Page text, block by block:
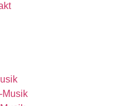
Musik